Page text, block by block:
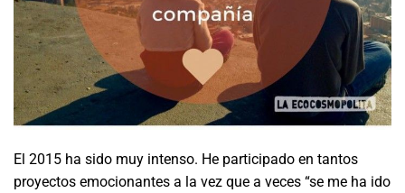
El 2015 ha sido muy intenso. He participado en tantos
proyectos emocionantes a la vez que a veces “se me ha ido